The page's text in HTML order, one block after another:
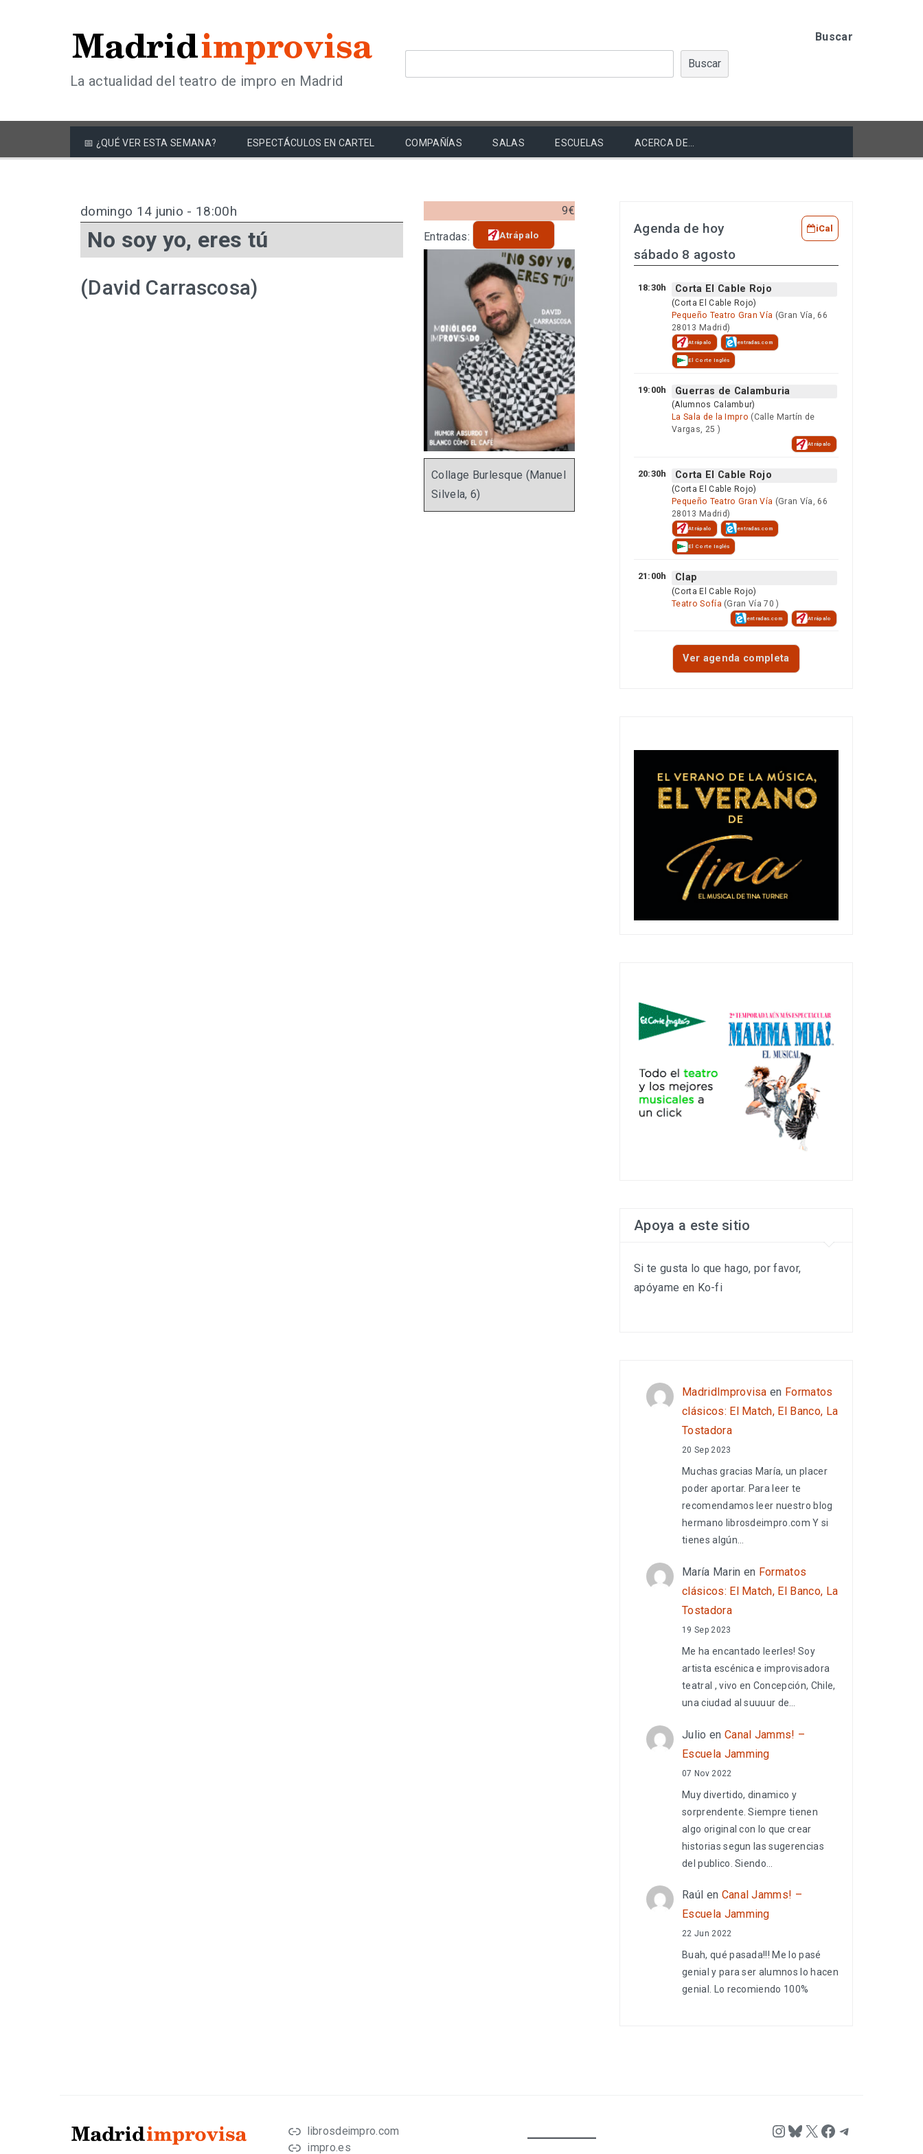
La actualidad del teatro de impro en Madrid
Buscar
Buscar
📅 ¿QUÉ VER ESTA SEMANA? ESPECTÁCULOS EN CARTEL COMPAÑÍAS SALAS ESCUELAS ACERCA DE…
domingo 14 junio - 18:00h
No soy yo, eres tú
(David Carrascosa)
9€
Entradas:
Atrápalo
Collage Burlesque (Manuel
Silvela, 6)
Agenda de hoy iCal
sábado 8 agosto
18:30h Corta El Cable Rojo
(Corta El Cable Rojo)
Pequeño Teatro Gran Vía (Gran Vía, 66
28013 Madrid)
Atrápalo entradas.com
El Corte Inglés
19:00h Guerras de Calamburia
(Alumnos Calambur)
La Sala de la Impro (Calle Martín de
Vargas, 25 )
Atrápalo
20:30h Corta El Cable Rojo
(Corta El Cable Rojo)
Pequeño Teatro Gran Vía (Gran Vía, 66
28013 Madrid)
Atrápalo entradas.com
El Corte Inglés
21:00h Clap
(Corta El Cable Rojo)
Teatro Sofía (Gran Vía 70 )
entradas.com Atrápalo
Ver agenda completa
Apoya a este sitio
Si te gusta lo que hago, por favor,
apóyame en Ko-fi
MadridImprovisa en Formatos
clásicos: El Match, El Banco, La
Tostadora
20 Sep 2023
Muchas gracias María, un placer
poder aportar. Para leer te
recomendamos leer nuestro blog
hermano librosdeimpro.com Y si
tienes algún…
María Marin en Formatos
clásicos: El Match, El Banco, La
Tostadora
19 Sep 2023
Me ha encantado leerles! Soy
artista escénica e improvisadora
teatral , vivo en Concepción, Chile,
una ciudad al suuuur de…
Julio en Canal Jamms! –
Escuela Jamming
07 Nov 2022
Muy divertido, dinamico y
sorprendente. Siempre tienen
algo original con lo que crear
historias segun las sugerencias
del publico. Siendo…
Raúl en Canal Jamms! –
Escuela Jamming
22 Jun 2022
Buah, qué pasada!!! Me lo pasé
genial y para ser alumnos lo hacen
genial. Lo recomiendo 100%
librosdeimpro.com
impro.es
Instagram
Bluesky
X Facebook
Telegram